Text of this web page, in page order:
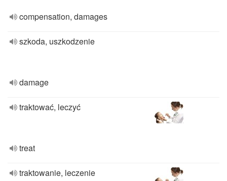
compensation, damages
szkoda, uszkodzenie
damage
traktować, leczyć
treat
traktowanie, leczenie